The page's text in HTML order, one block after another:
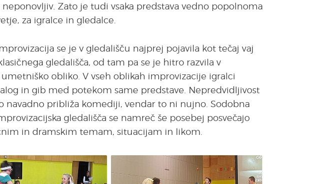
neponovljiv. Zato je tudi vsaka predstava vedno popolnoma
za igralce in gledalce.
se je v gledališču najprej pojavila kot tečaj vaj
gledališča, od tam pa se je hitro razvila v
umetniško obliko. V vseh oblikah improvizacije igralci
in gib med potekom same predstave. Nepredvidljivost
navadno približa komediji, vendar to ni nujno. Sodobna
gledališča se namreč še posebej posvečajo
in dramskim temam, situacijam in likom.